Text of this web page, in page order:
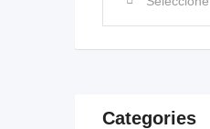
Categories